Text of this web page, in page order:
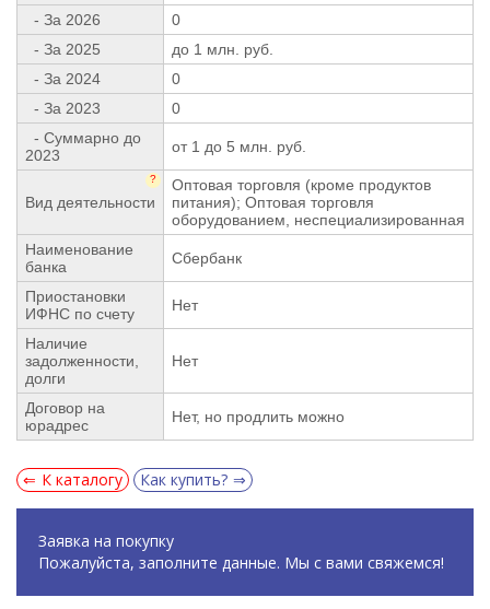
- За 2026
0
- За 2025
до 1 млн. руб.
- За 2024
0
- За 2023
0
- Суммарно до
2023
от 1 до 5 млн. руб.
Вид деятельности
?
Оптовая торговля (кроме продуктов
питания); Оптовая торговля
оборудованием, неспециализированная
Наименование
банка
Сбербанк
Приостановки
ИФНС по счету
Нет
Наличие
задолженности,
долги
Нет
Договор на
юрадрес
Нет, но продлить можно
К каталогу Как купить?
Заявка на покупку
Пожалуйста, заполните данные. Мы с вами свяжемся!